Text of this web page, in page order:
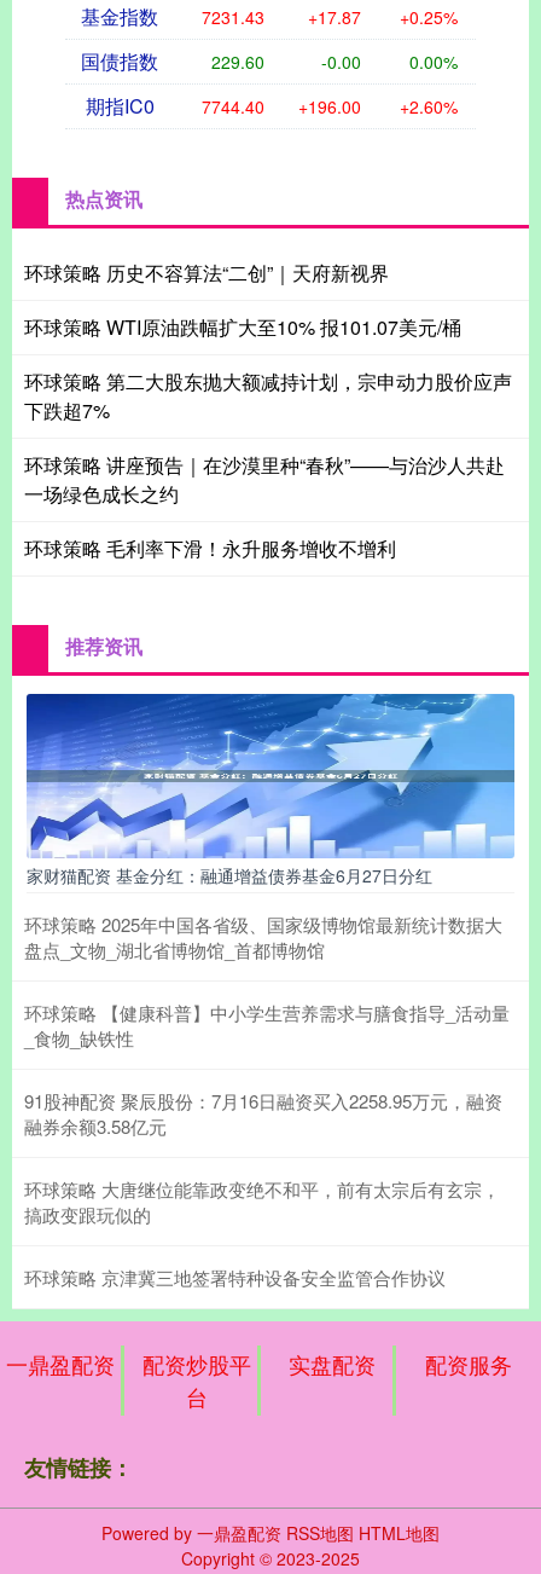
基金指数 7231.43 +17.87 +0.25%
国债指数 229.60 -0.00 0.00%
期指IC0 7744.40 +196.00 +2.60%
热点资讯
环球策略 历史不容算法“二创”｜天府新视界
环球策略 WTI原油跌幅扩大至10% 报101.07美元/桶
环球策略 第二大股东抛大额减持计划，宗申动力股价应声
下跌超7%
环球策略 讲座预告｜在沙漠里种“春秋”——与治沙人共赴
一场绿色成长之约
环球策略 毛利率下滑！永升服务增收不增利
推荐资讯
家财猫配资 基金分红：融通增益债券基金6月27日分红
环球策略 2025年中国各省级、国家级博物馆最新统计数据大
盘点_文物_湖北省博物馆_首都博物馆
环球策略 【健康科普】中小学生营养需求与膳食指导_活动量
_食物_缺铁性
91股神配资 聚辰股份：7月16日融资买入2258.95万元，融资
融券余额3.58亿元
环球策略 大唐继位能靠政变绝不和平，前有太宗后有玄宗，
搞政变跟玩似的
环球策略 京津冀三地签署特种设备安全监管合作协议
一鼎盈配资
配资炒股平
台
实盘配资 配资服务
友情链接：
Powered by 一鼎盈配资 RSS地图 HTML地图
Copyright © 2023-2025